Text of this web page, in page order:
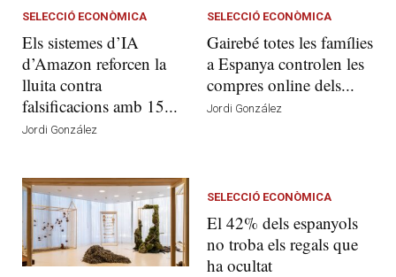
SELECCIÓ ECONÒMICA
Els sistemes d’IA
d’Amazon reforcen la
lluita contra
falsificacions amb 15...
Jordi González
SELECCIÓ ECONÒMICA
Gairebé totes les famílies
a Espanya controlen les
compres online dels...
Jordi González
SELECCIÓ ECONÒMICA
El 42% dels espanyols
no troba els regals que
ha ocultat